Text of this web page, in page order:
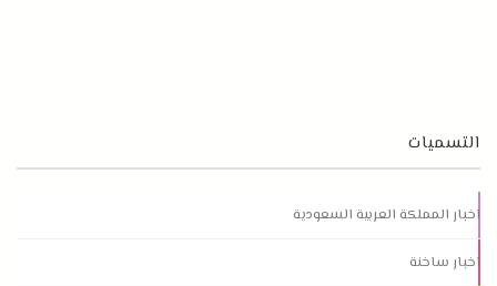
التسميات
اخبار المملكة العربية السعودية
اخبار ساخنة